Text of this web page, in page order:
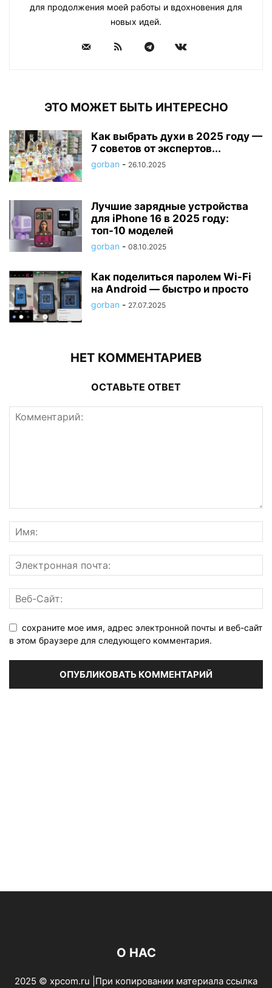
для продолжения моей работы и вдохновения для
новых идей.
ЭТО МОЖЕТ БЫТЬ ИНТЕРЕСНО
Как выбрать духи в 2025 году —
7 советов от экспертов...
gorban - 26.10.2025
Лучшие зарядные устройства
для iPhone 16 в 2025 году:
топ-10 моделей
gorban - 08.10.2025
Как поделиться паролем Wi-Fi
на Android — быстро и просто
gorban - 27.07.2025
НЕТ КОММЕНТАРИЕВ
ОСТАВЬТЕ ОТВЕТ
сохраните мое имя, адрес электронной почты и веб-сайт
в этом браузере для следующего комментария.
О НАС
2025 © xpcom.ru |При копировании материала ссылка